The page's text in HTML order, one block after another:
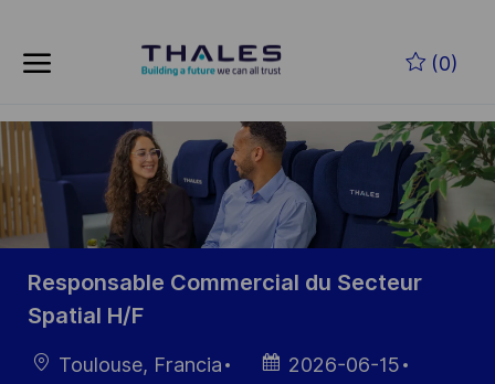
(0)
-
Responsable Commercial du Secteur
Spatial H/F
Ubicación
Toulouse, Francia
Fecha de2026-06-15